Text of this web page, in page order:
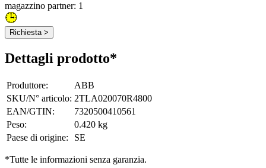
magazzino partner: 1
Richiesta >
Dettagli prodotto*
Produttore:
ABB
SKU/N° articolo: 2TLA020070R4800
EAN/GTIN:
7320500410561
Peso:
0.420 kg
Paese di origine: SE
*Tutte le informazioni senza garanzia.